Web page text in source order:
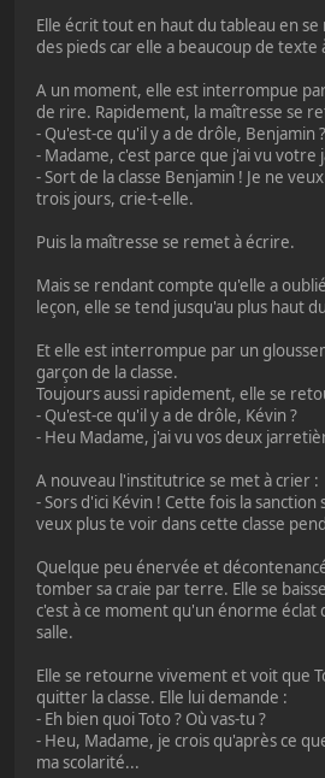
Elle écrit tout en haut du tableau en
des pieds car elle a beaucoup de texte
A un moment, elle est interrompue
de rire. Rapidement, la maîtresse se
- Qu'est-ce qu'il y a de drôle, Benjamin ?
- Madame, c'est parce que j'ai vu
- Sort de la classe Benjamin ! Je ne
trois jours, crie-t-elle.
Puis la maîtresse se remet à écrire.
Mais se rendant compte qu'elle a
leçon, elle se tend jusqu'au plus haut
Et elle est interrompue par un
garçon de la classe.
Toujours aussi rapidement, elle se
- Qu'est-ce qu'il y a de drôle, Kévin ?
- Heu Madame, j'ai vu vos deux
A nouveau l'institutrice se met à crier :
- Sors d'ici Kévin ! Cette fois la
veux plus te voir dans cette classe
Quelque peu énervée et
tomber sa craie par terre. Elle se
c'est à ce moment qu'un énorme éclat
salle.
Elle se retourne vivement et voit que
quitter la classe. Elle lui demande :
- Eh bien quoi Toto ? Où vas-tu ?
- Heu, Madame, je crois qu'après ce
ma scolarité...